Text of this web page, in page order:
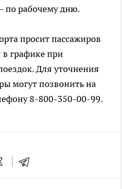
по рабочему дню.
просит пассажиров
графике при
Для уточнения
могут позвонить на
8-800-350-00-99.